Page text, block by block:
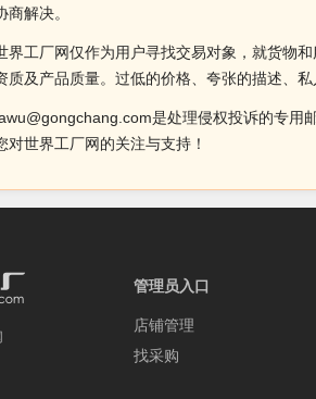
商解决。
界工厂网仅作为用户寻找交易对象，就货物
质及产品质量。过低的价格、夸张的描述、
是处理侵权投诉的专用
对世界工厂网的关注与支持！
管理员入口
店铺管理
找采购